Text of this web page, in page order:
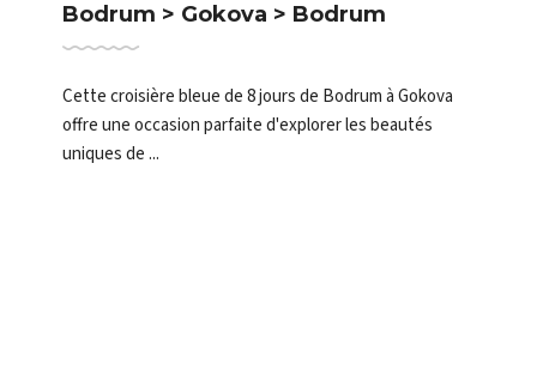
Bodrum > Îles grecques du Sud >
Bodrum
Cette croisière bleue de 8 jours vous emmène de
Bodrum aux îles grecques enchanteresses du sud de la